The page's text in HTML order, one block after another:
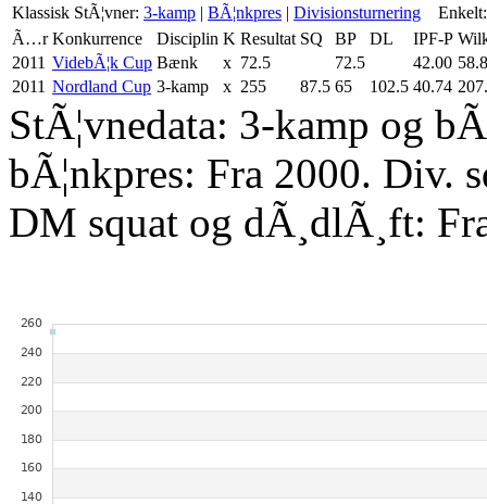
Klassisk StÃ¦vner: 3-kamp | BÃ¦nkpres | Divisionsturnering
Enkelt:
Ã…r Konkurrence Disciplin K Resultat SQ BP DL IPF-P
2011 VidebÃ¦k Cup Bænk x 72.5 72.5 42.00
2011 Nordland Cup 3-kamp x 255 87.5 65 102.5 40.74
StÃ¦vnedata: 3-kamp og
bÃ¦nkpres: Fra 2000. Div.
DM squat og dÃ¸dlÃ¸ft: